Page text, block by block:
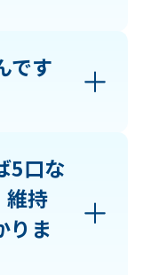
です
5口な
維持
りま